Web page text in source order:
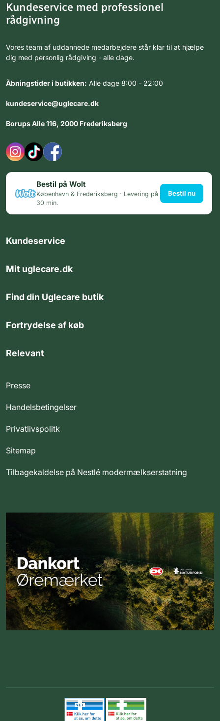
Kundeservice med professionel
rådgivning
Vores team af uddannede medarbejdere står klar til at hjælpe
dig med personlig rådgiving - alle dage.
Åbningstider i butikken: Alle dage 8:00 - 22:00
kundeservice@uglecare.dk
Borups Alle 116, 2000 Frederiksberg
Bestil på Wolt
København & Frederiksberg · Levering på
30 min.
Bestil nu
Kundeservice
Mit uglecare.dk
Find din Uglecare butik
Fortrydelse af køb
Relevant
Presse
Handelsbetingelser
Privatlivspolitk
Sitemap
Tilbagekaldelse på Nestlé modermælkserstatning